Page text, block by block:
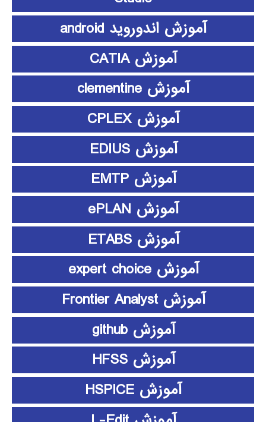
آموزش اندوروید android
آموزش CATIA
آموزش clementine
آموزش CPLEX
آموزش EDIUS
آموزش EMTP
آموزش ePLAN
آموزش ETABS
آموزش expert choice
آموزش Frontier Analyst
آموزش github
آموزش HFSS
آموزش HSPICE